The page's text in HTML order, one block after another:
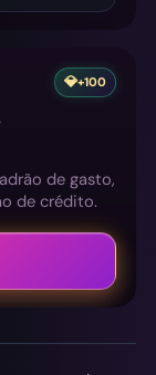
💎+100
de gasto,
de crédito.